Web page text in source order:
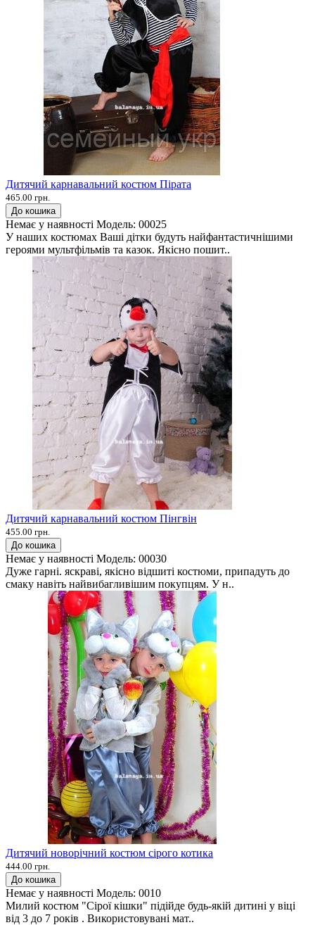
Дитячий карнавальний костюм Пірата
465.00 грн.
До кошика
Немає у наявності Модель: 00025
У наших костюмах Ваші дітки будуть найфантастичнішими
героями мультфільмів та казок. Якісно пошит..
Дитячий карнавальний костюм Пінгвін
455.00 грн.
До кошика
Немає у наявності Модель: 00030
Дуже гарні. яскраві, якісно відшиті костюми, припадуть до
смаку навіть найвибагливішим покупцям. У н..
Дитячий новорічний костюм сірого котика
444.00 грн.
До кошика
Немає у наявності Модель: 0010
Милий костюм "Сірої кішки" підійде будь-якій дитині у віці
від 3 до 7 років . Використовувані мат..